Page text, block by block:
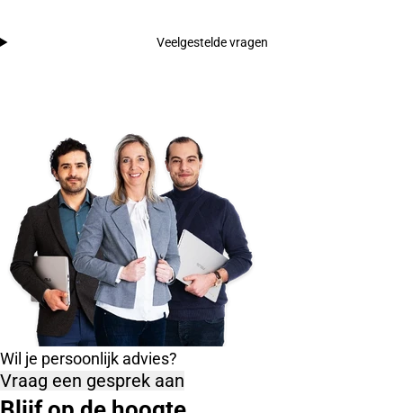
Veelgestelde vragen
Wil je persoonlijk advies?
Vraag een gesprek aan